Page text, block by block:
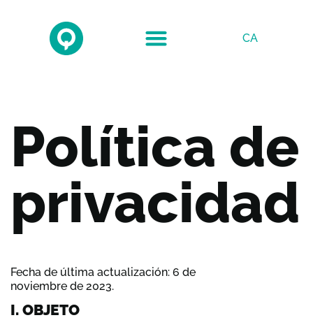
CA
Política de
privacidad
Fecha de última actualización: 6 de
noviembre de 2023.
I. OBJETO